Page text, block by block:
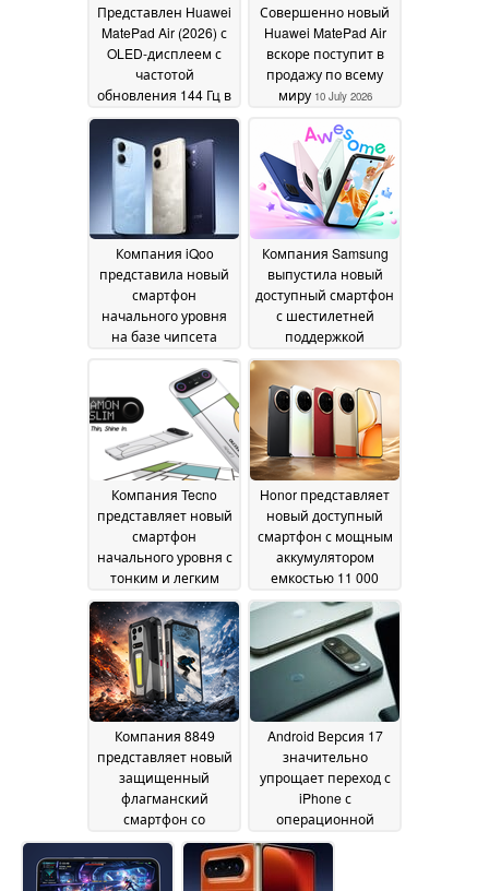
Представлен Huawei
MatePad Air (2026) с
OLED-дисплеем с
частотой
обновления 144 Гц в
ультратонком
корпусе 14 July 2026
Совершенно новый
Huawei MatePad Air
вскоре поступит в
продажу по всему
миру 10 July 2026
Компания iQoo
представила новый
смартфон
начального уровня
на базе чипсета
03
July 2026
Компания Samsung
выпустила новый
доступный смартфон
с шестилетней
поддержкой
обновлений
программного
обеспечения26 June
2026
Компания Tecno
представляет новый
смартфон
начального уровня с
тонким и легким
корпусом24 June 2026
Honor представляет
новый доступный
смартфон с мощным
аккумулятором
емкостью 11 000
мА·ч23 June 2026
Компания 8849
представляет новый
защищенный
флагманский
смартфон со
встроенным DLP-
проектором с
разрешением 2K20
Android Версия 17
значительно
упрощает переход с
iPhone с
операционной
системой « Apple »
на Google Pixel и
другие устройства